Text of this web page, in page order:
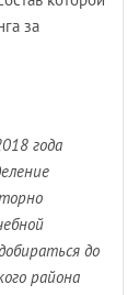
за
года
до
района